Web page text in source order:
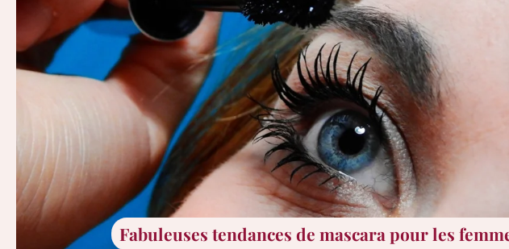
Fabuleuses tendances de mascara pour les